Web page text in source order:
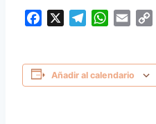
Facebook TelegramWhatsApp
Email
Añadir al calendario